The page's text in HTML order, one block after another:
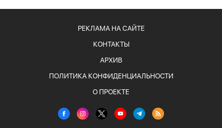
РЕКЛАМА НА САЙТЕ
КОНТАКТЫ
АРХИВ
ПОЛИТИКА КОНФИДЕНЦИАЛЬНОСТИ
О ПРОЕКТЕ